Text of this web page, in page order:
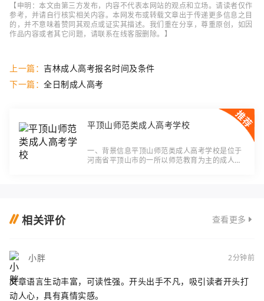
【申明：本文由第三方发布，内容不代表本网站的观点和立场。请读者仅作
参考，并请自行核实相关内容。本网发布或转载文章出于传递更多信息之目
的，并不意味着赞同其观点或证实其描述。我们重在分享，尊重原创，如因
作品内容或者其它问题，请联系在线客服删除。】
上一篇： 吉林成人高考报名时间及条件
下一篇： 全日制成人高考
平顶山师范类成人高考学校
一、背景信息平顶山师范类成人高考学校是位于
河南省平顶山市的一所以师范教育为主的成人高
相关评价 查看更多
小胖 2分钟前
文章语言生动丰富，可读性强。开头出手不凡，吸引读者开头打
动人心，具有真情实感。